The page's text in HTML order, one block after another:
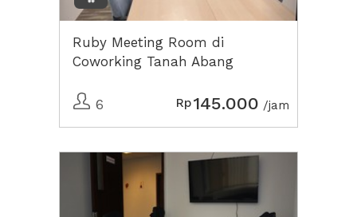
Ruby Meeting Room di
Coworking Tanah Abang
6 Rp145.000 /jam